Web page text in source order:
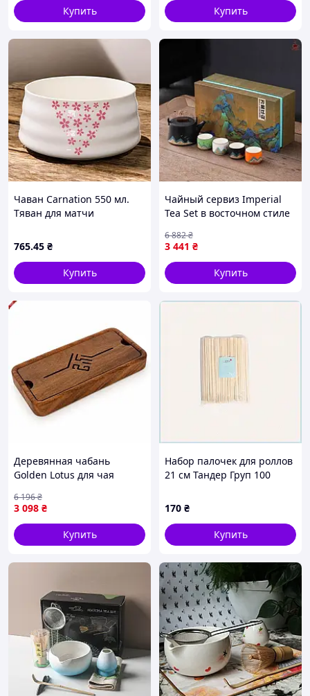
Купить Купить
Чаван Carnation 550 мл.
Тяван для матчи
765.45 ₴
Купить
Чайный сервиз Imperial
Tea Set в восточном стиле
истинных ценителей чая
3 441 ₴
6 882₴
Купить
Деревянная чабань
Golden Lotus для чая
приготовления напитков и
настоек
3 098 ₴
6 196₴
Купить
Набор палочек для роллов
21 см Тандер Груп 100
170 ₴
Купить